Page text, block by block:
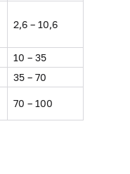
2,6 – 10,6
10 – 35
35 – 70
70 – 100